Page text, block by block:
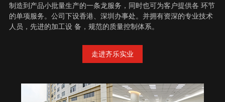
制造到产品小批量生产的一条龙服务，同时也可为客户提供各 环节
的单项服务。公司下设香港、深圳办事处。并拥有资深的专业技术
人员，先进的加工设 备，规范的质量控制体系。
走进齐乐实业